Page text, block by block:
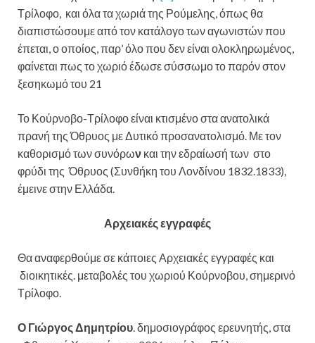
Τρίλοφο, και όλα τα χωριά της Ρούμελης, όπως θα
διαπιστώσουμε από τον κατάλογο των αγωνιστών που
έπεται, ο οποίος, παρ’ όλο που δεν είναι ολοκληρωμένος,
φαίνεται πως το χωριό έδωσε σύσσωμο το παρόν στον
ξεσηκωμό του 21
Το Κούρνοβο-Τρίλοφο είναι κτισμένο στα ανατολικά
πρανή της Όθρυος με Δυτικό προσανατολισμό. Με τον
καθορισμό των συνόρων και την εδραίωσή των στο
φρύδι της Όθρυος (Συνθήκη του Λονδίνου 1832.1833),
έμεινε στην Ελλάδα.
Αρχειακές εγγραφές
Θα αναφερθούμε σε κάποιες Αρχειακές εγγραφές και
διοικητικές. μεταβολές του χωριού Κούρνοβου, σημερινό
Τρίλοφο.
Ο Γιώργος Δημητρίου. δημοσιογράφος ερευνητής, στα